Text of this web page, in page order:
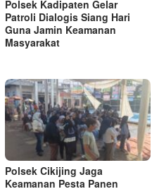
Polsek Kadipaten Gelar
Patroli Dialogis Siang Hari
Guna Jamin Keamanan
Masyarakat
Polsek Cikijing Jaga
Keamanan Pesta Panen